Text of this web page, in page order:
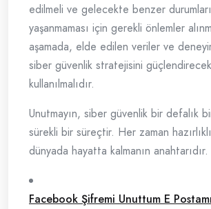
edilmeli ve gelecekte benzer
yaşanmaması için gerekli önlemler
aşamada, elde edilen veriler ve
siber güvenlik stratejisini
kullanılmalıdır.
Unutmayın, siber güvenlik bir defalık
sürekli bir süreçtir. Her zaman
dünyada hayatta kalmanın anahtarıdır.
Facebook Şifremi Unuttum E